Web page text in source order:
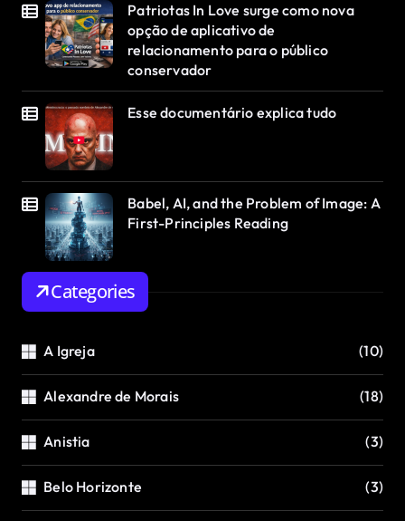
Patriotas In Love surge como nova
opção de aplicativo de
relacionamento para o público
conservador
Esse documentário explica tudo
Babel, AI, and the Problem of Image: A
First-Principles Reading
Categories
A Igreja (10)
Alexandre de Morais (18)
Anistia (3)
Belo Horizonte (3)